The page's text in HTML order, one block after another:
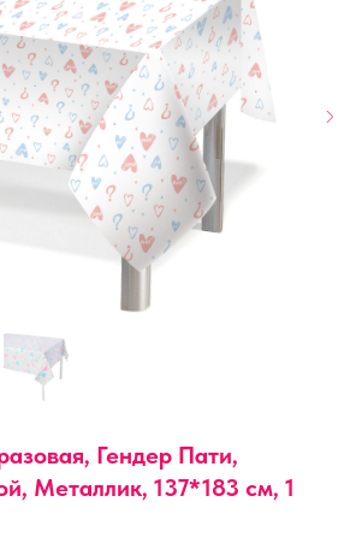
Гендер Пати,
Металлик, 137*183 см, 1